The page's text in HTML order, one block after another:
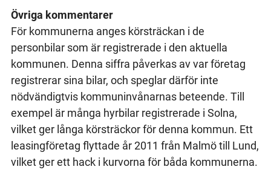
Övriga kommentarer
För kommunerna anges körsträckan i de
personbilar som är registrerade i den aktuella
kommunen. Denna siffra påverkas av var företag
registrerar sina bilar, och speglar därför inte
nödvändigtvis kommuninvånarnas beteende. Till
exempel är många hyrbilar registrerade i Solna,
vilket ger långa körsträckor för denna kommun. Ett
leasingföretag flyttade år 2011 från Malmö till Lund,
vilket ger ett hack i kurvorna för båda kommunerna.